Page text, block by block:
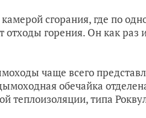
сгорания, где по
отходы горения. Он как раз
чаще всего
обечайка
теплоизоляции, типа